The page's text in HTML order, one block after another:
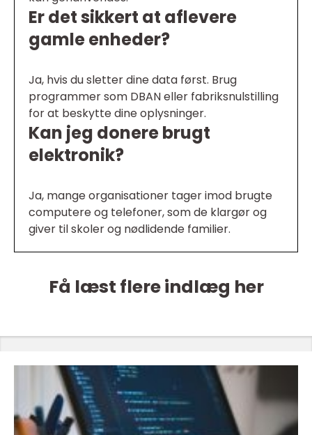
Er det sikkert at aflevere
gamle enheder?
Ja, hvis du sletter dine data først. Brug
programmer som DBAN eller fabriksnulstilling
for at beskytte dine oplysninger.
Kan jeg donere brugt
elektronik?
Ja, mange organisationer tager imod brugte
computere og telefoner, som de klargør og
giver til skoler og nødlidende familier.
Få læst flere indlæg her